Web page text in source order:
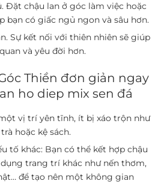
Đặt chậu lan ở góc làm việc hoặc
bạn có giấc ngủ ngon và sâu hơn.
Sự kết nối với thiên nhiên sẽ giúp
và yêu đời hơn.
Thiền đơn giản ngay
ho diep mix sen đá
vị trí yên tĩnh, ít bị xáo trộn như
hoặc kệ sách.
tố khác: Bạn có thể kết hợp chậu
trang trí khác như nến thơm,
để tạo nên một không gian